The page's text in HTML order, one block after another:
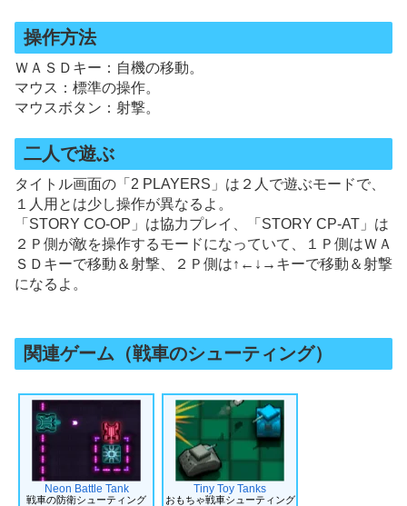
操作方法
ＷＡＳＤキー：自機の移動。
マウス：標準の操作。
マウスボタン：射撃。
二人で遊ぶ
タイトル画面の「2 PLAYERS」は２人で遊ぶモードで、
１人用とは少し操作が異なるよ。
「STORY CO-OP」は協力プレイ、「STORY CP-AT」は
２Ｐ側が敵を操作するモードになっていて、１Ｐ側はＷＡ
ＳＤキーで移動＆射撃、２Ｐ側は↑←↓→キーで移動＆射撃
になるよ。
関連ゲーム（戦車のシューティング）
Neon Battle Tank
戦車の防衛シューティング
Tiny Toy Tanks
おもちゃ戦車シューティング